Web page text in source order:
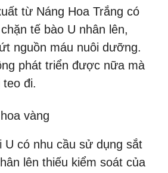
từ Náng Hoa Trắng có
tế bào U nhân lên,
nguồn máu nuôi dưỡng.
phát triển được nữa mà
teo đi.
vàng
U có nhu cầu sử dụng sắt
lên thiếu kiểm soát của